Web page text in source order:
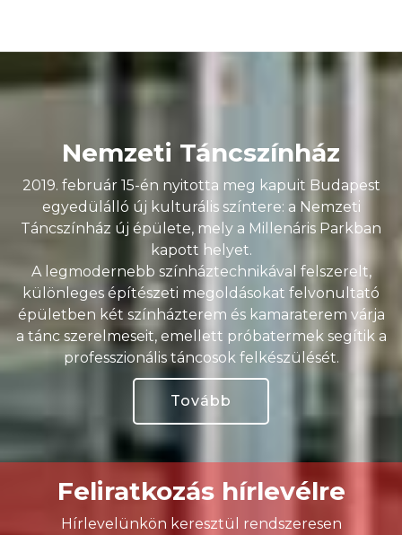
Nemzeti Táncszínház
2019. február 15-én nyitotta meg kapuit Budapest
egyedülálló új kulturális színtere: a Nemzeti
Táncszínház új épülete, mely a Millenáris Parkban
kapott helyet.
A legmodernebb színháztechnikával felszerelt,
különleges építészeti megoldásokat felvonultató
épületben két színházterem és kamaraterem várja
a tánc szerelmeseit, emellett próbatermek segítik a
professzionális táncosok felkészülését.
Tovább
Feliratkozás hírlevélre
Hírlevelünkön keresztül rendszeresen